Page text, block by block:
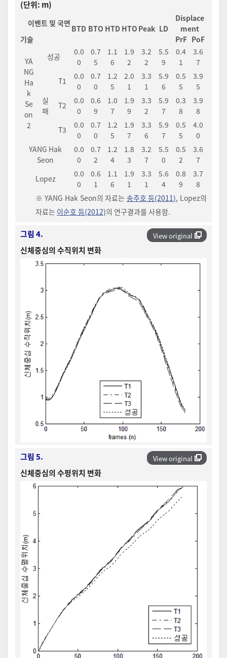
(단위: m)
이벤트 및 국면
BTD BTO HTD HTO Peak LD
Displace
ment
기술
PrF PoF
YA
NG
Ha
k
Se
on
2
성공
0.0
0
0.7
5
1.1
6
1.9
2
3.2
2
5.5
9
0.4
1
3.6
7
실
패
T1
0.0
0
0.7
0
1.2
5
2.0
1
3.3
1
5.9
6
0.5
5
3.9
5
T2
0.0
0
0.6
9
1.0
7
1.9
9
3.3
2
5.9
7
0.3
8
3.9
8
T3
0.0
0
0.7
0
1.2
5
1.9
7
3.3
6
5.9
7
0.5
5
4.0
0
YANG Hak
Seon
0.0
0
0.7
2
1.2
4
1.8
3
3.2
7
5.5
0
0.5
2
3.6
7
Lopez
0.0
0
0.6
1
1.1
6
1.9
1
3.3
1
5.6
4
0.8
9
3.7
8
※ YANG Hak Seon의 자료는 송주호 등(2011), Lopez의
자료는 이순호 등(2012)의 연구결과를 사용함.
View original
그림 4.
신체중심의 수직위치 변화
View original
그림 5.
신체중심의 수평위치 변화